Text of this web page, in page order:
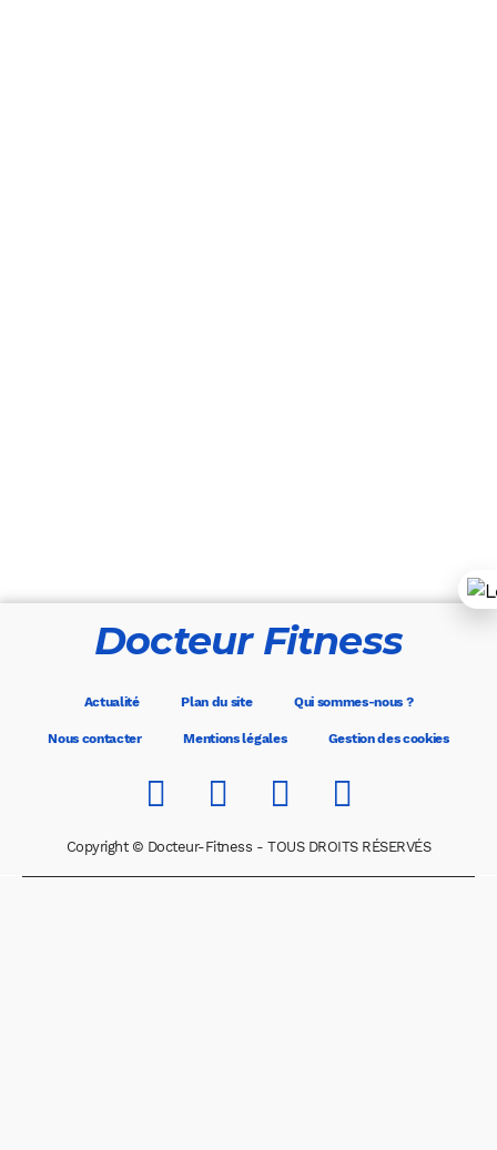
Docteur Fitness
Actualité Plan du site Qui sommes-nous ?
Nous contacter Mentions légales Gestion des cookies
Copyright © Docteur-Fitness - TOUS DROITS RÉSERVÉS